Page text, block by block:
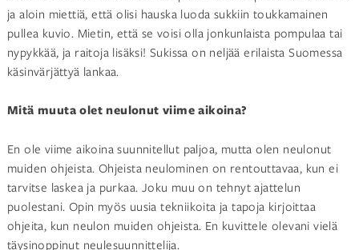
ja aloin miettiä, että olisi hauska luoda sukkiin toukkamainen
pullea kuvio. Mietin, että se voisi olla jonkunlaista pompulaa tai
nypykkää, ja raitoja lisäksi! Sukissa on neljää erilaista Suomessa
käsinvärjättyä lankaa.
Mitä muuta olet neulonut viime aikoina?
En ole viime aikoina suunnitellut paljoa, mutta olen neulonut
muiden ohjeista. Ohjeista neulominen on rentouttavaa, kun ei
tarvitse laskea ja purkaa. Joku muu on tehnyt ajattelun
puolestani. Opin myös uusia tekniikoita ja tapoja kirjoittaa
ohjeita, kun neulon muiden ohjeista. En kuvittele olevani vielä
täysinoppinut neulesuunnittelija.